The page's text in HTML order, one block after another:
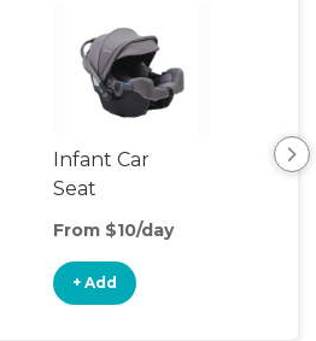
Infant Car
Seat
From $10/day
+ Add